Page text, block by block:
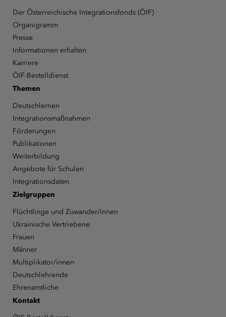
Der Österreichische Integrationsfonds (ÖIF)
Organigramm
Presse
Informationen erhalten
Karriere
ÖIF-Bestelldienst
Themen
Deutschlernen
Integrationsmaßnahmen
Förderungen
Publikationen
Weiterbildung
Angebote für Schulen
Integrationsdaten
Zielgruppen
Flüchtlinge und Zuwander/innen
Ukrainische Vertriebene
Frauen
Männer
Multiplikator/innen
Deutschlehrende
Ehrenamtliche
Kontakt